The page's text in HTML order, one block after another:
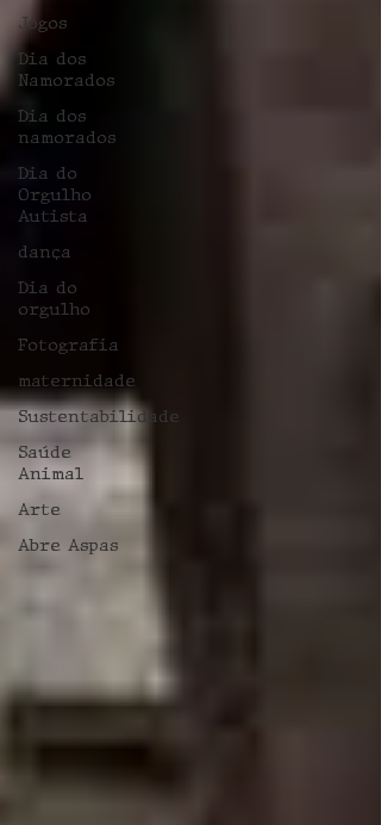
Jogos
Dia dos
Namorados
Dia dos
namorados
Dia do
Orgulho
Autista
dança
Dia do
orgulho
Fotografia
maternidade
Sustentabilidade
Saúde
Animal
Arte
Abre Aspas